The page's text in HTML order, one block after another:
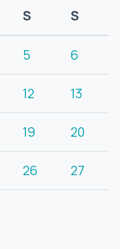
S S
5 6
12 13
19 20
26 27